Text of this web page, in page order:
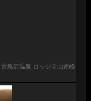
雷鳥沢温泉 ロッジ立山連峰